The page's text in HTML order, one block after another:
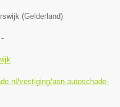
(Gelderland)
-
vestiging/asn-autoschade-